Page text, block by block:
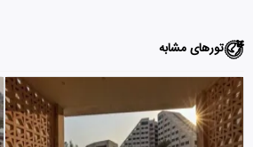
تورهای مشابه